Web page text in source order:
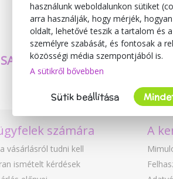
SAJÁT TERMÉKEKET
KÉSZÍTÜNK
számára
vásárlásról tudni kell
ismételt kérdések
A
használunk weboldalunkon sütiket
arra használják, hogy mérjék,
oldalt, lehetővé teszik a tartalom és
személyre szabását, és fontosak a
közösségi média szempontjából is.
A sütikről bővebben
Sütik beállítása